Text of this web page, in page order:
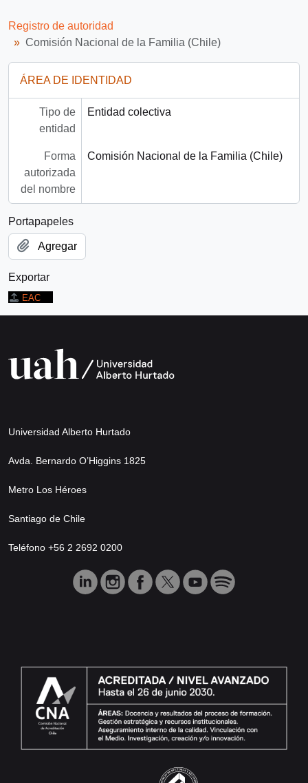
Registro de autoridad
Comisión Nacional de la Familia (Chile)
ÁREA DE IDENTIDAD
Tipo de
entidad
Entidad colectiva
Forma
autorizada
del nombre
Comisión Nacional de la Familia (Chile)
Portapapeles
Agregar
Exportar
EAC
Universidad Alberto Hurtado
Avda. Bernardo O’Higgins 1825
Metro Los Héroes
Santiago de Chile
Teléfono +56 2 2692 0200